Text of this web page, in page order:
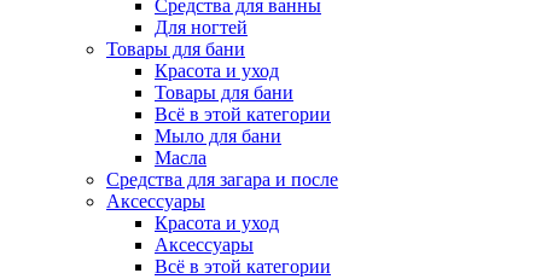
Средства для ванны
Для ногтей
Товары для бани
Красота и уход
Товары для бани
Всё в этой категории
Мыло для бани
Масла
Средства для загара и после
Аксессуары
Красота и уход
Аксессуары
Всё в этой категории